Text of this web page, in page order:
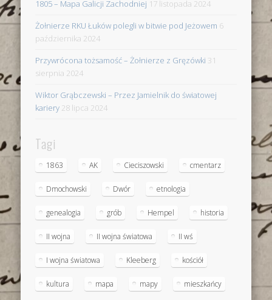
1805 – Mapa Galicji Zachodniej 17 listopada 2024
Żołnierze RKU Łuków polegli w bitwie pod Jeżowem 6
października 2024
Przywrócona tożsamość – Żołnierze z Gręzówki 31
sierpnia 2024
Wiktor Grąbczewski – Przez Jamielnik do światowej
kariery 28 lipca 2024
Tagi
1863 AK Cieciszowski cmentarz
Dmochowski Dwór etnologia
genealogia grób Hempel historia
II wojna II wojna światowa II wś
I wojna światowa Kleeberg kościół
kultura mapa mapy mieszkańcy